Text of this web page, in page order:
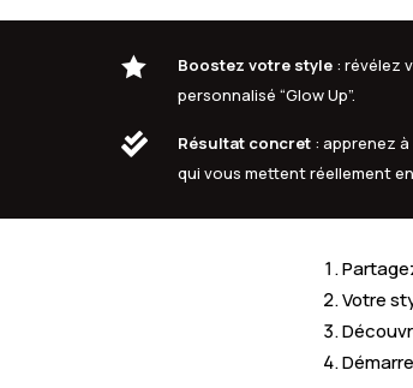
 Boostez votre style : révélez
personnalisé “Glow Up”.
 Résultat concret : apprenez
qui vous mettent réellement
Votre